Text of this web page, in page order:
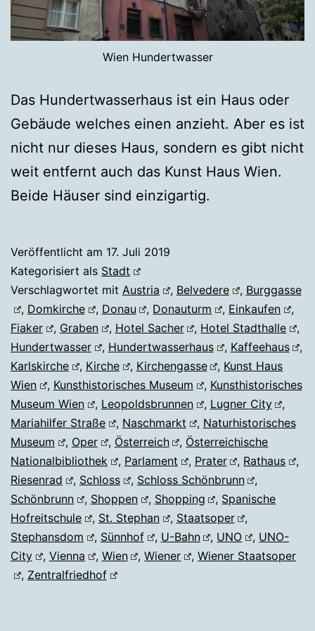
Wien Hundertwasser
Das Hundertwasserhaus ist ein Haus oder
Gebäude welches einen anzieht. Aber es ist
nicht nur dieses Haus, sondern es gibt nicht
weit entfernt auch das Kunst Haus Wien.
Beide Häuser sind einzigartig.
Veröffentlicht am 17. Juli 2019
Kategorisiert als Stadt
Verschlagwortet mit Austria , Belvedere , Burggasse
, Domkirche , Donau , Donauturm , Einkaufen
,
Fiaker
, Graben , Hotel Sacher , Hotel Stadthalle
,
Hundertwasser
, Hundertwasserhaus , Kaffeehaus
,
Karlskirche
, Kirche , Kirchengasse , Kunst Haus
Wien
, Kunsthistorisches Museum , Kunsthistorisches
Museum Wien
, Leopoldsbrunnen , Lugner City
,
Mariahilfer Straße
, Naschmarkt , Naturhistorisches
Museum
, Oper , Österreich , Österreichische
Nationalbibliothek
, Parlament , Prater , Rathaus
,
Riesenrad
, Schloss , Schloss Schönbrunn
,
Schönbrunn
, Shoppen , Shopping , Spanische
Hofreitschule
, St. Stephan , Staatsoper
,
Stephansdom
, Sünnhof , U-Bahn , UNO , UNO-
City
, Vienna , Wien ,Wiener ,Wiener Staatsoper
, Zentralfriedhof